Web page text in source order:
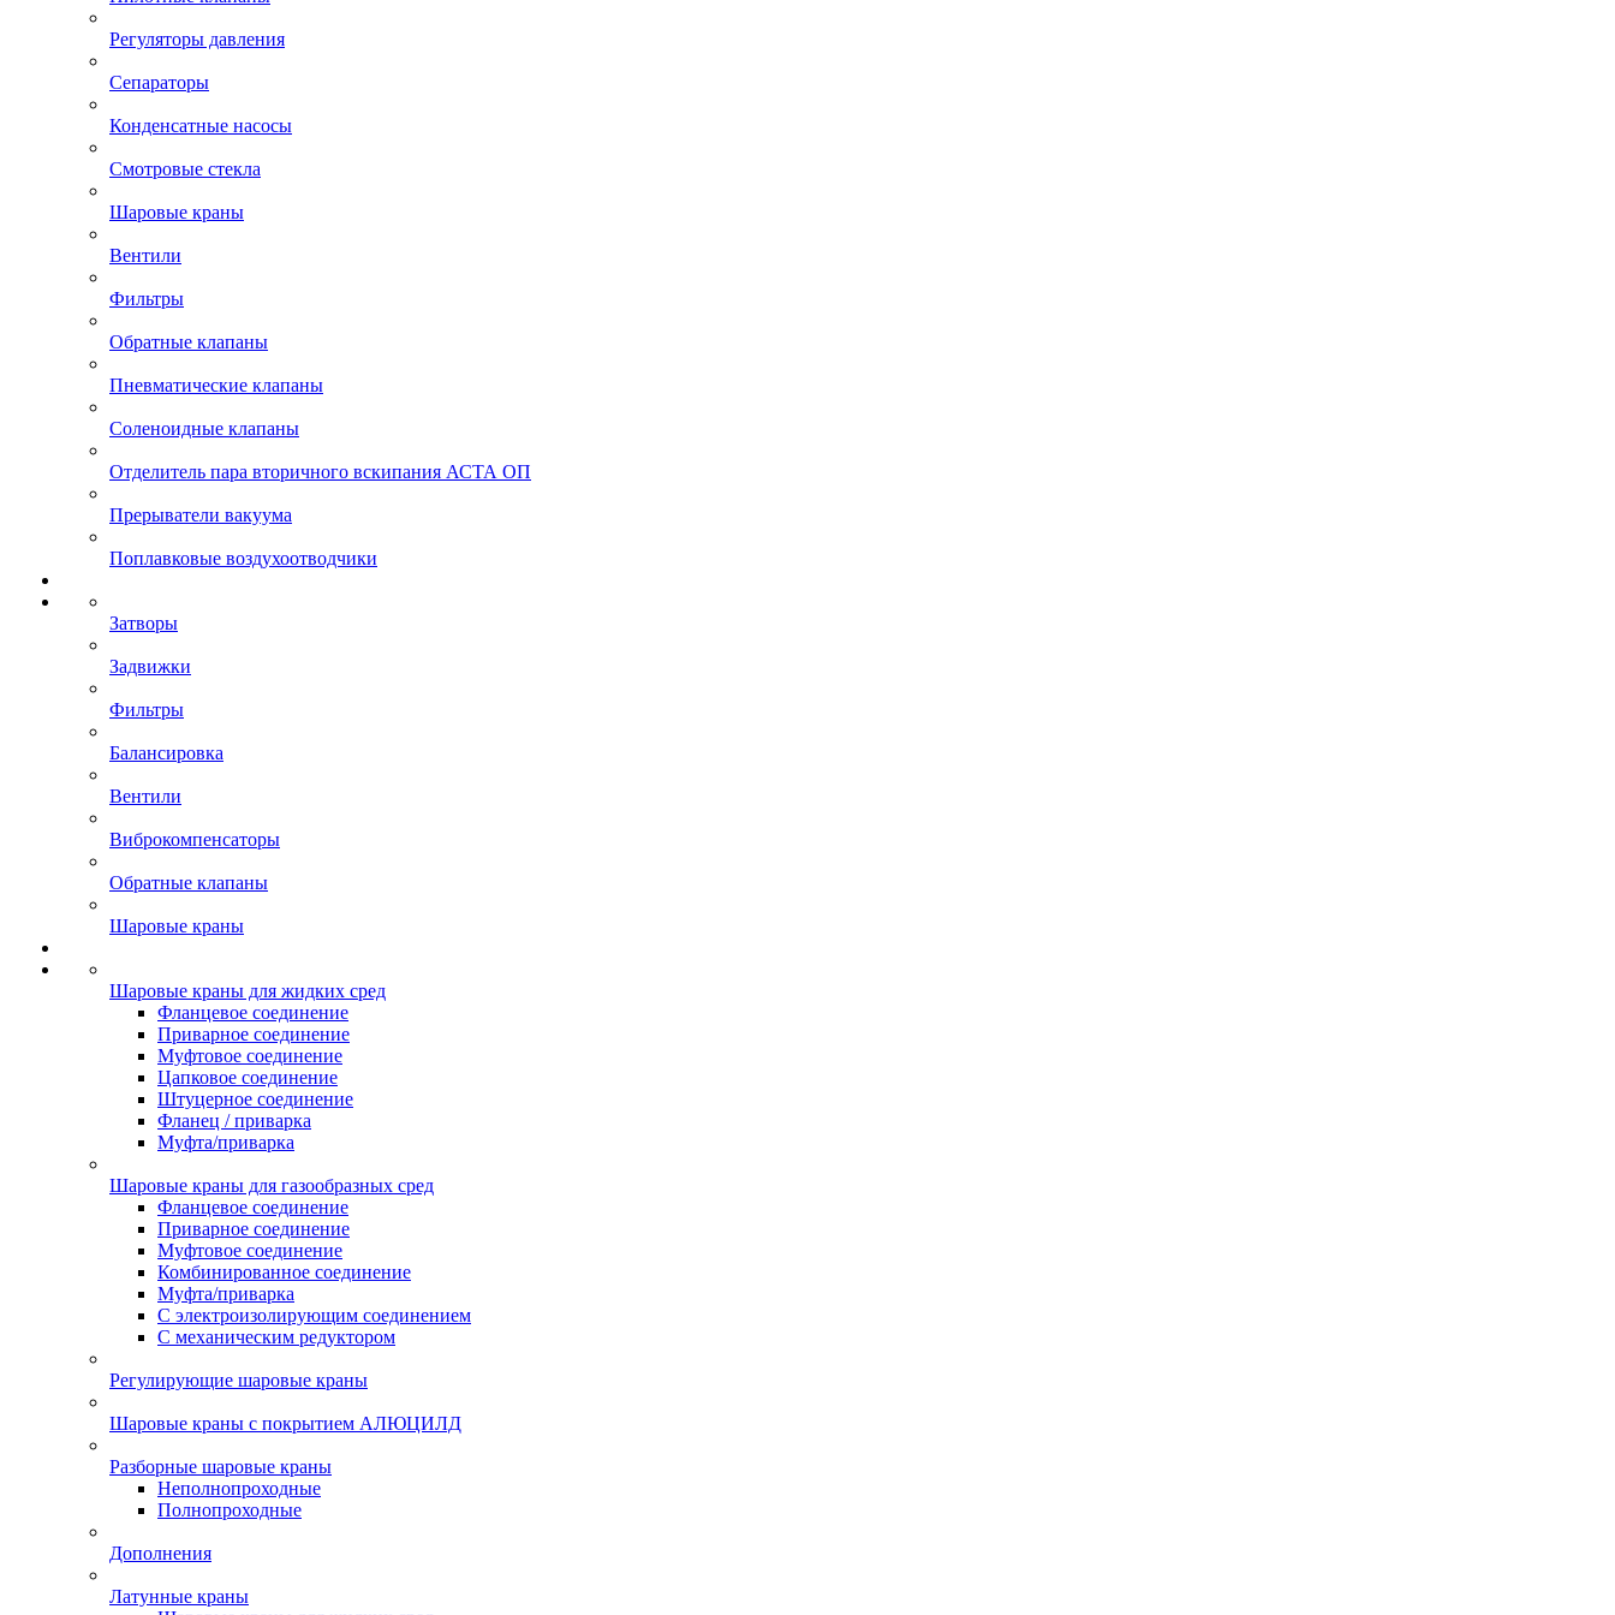
Регуляторы давления
Сепараторы
Конденсатные насосы
Смотровые стекла
Шаровые краны
Вентили
Фильтры
Обратные клапаны
Пневматические клапаны
Соленоидные клапаны
Отделитель пара вторичного вскипания АСТА ОП
Прерыватели вакуума
Поплавковые воздухоотводчики
Затворы
Задвижки
Фильтры
Балансировка
Вентили
Виброкомпенсаторы
Обратные клапаны
Шаровые краны
Шаровые краны для жидких сред
Фланцевое соединение
Приварное соединение
Муфтовое соединение
Цапковое соединение
Штуцерное соединение
Фланец / приварка
Муфта/приварка
Шаровые краны для газообразных сред
Фланцевое соединение
Приварное соединение
Муфтовое соединение
Комбинированное соединение
Муфта/приварка
С электроизолирующим соединением
С механическим редуктором
Регулирующие шаровые краны
Шаровые краны с покрытием АЛЮЦИЛД
Разборные шаровые краны
Неполнопроходные
Полнопроходные
Дополнения
Латунные краны